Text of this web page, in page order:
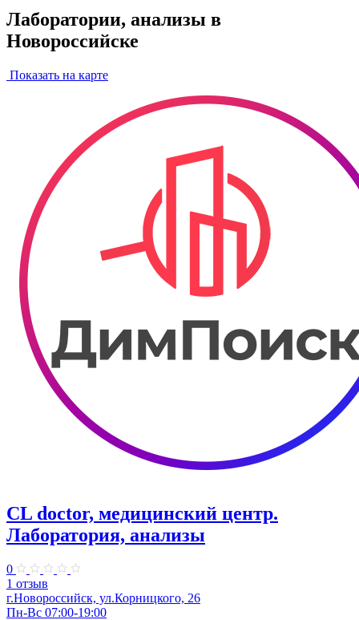
Лаборатории, анализы в
Новороссийске
Показать на карте
CL doctor, медицинский центр.
Лаборатория, анализы
0
1 отзыв
г.Новороссийск, ул.Корницкого, 26
Пн-Вс 07:00-19:00